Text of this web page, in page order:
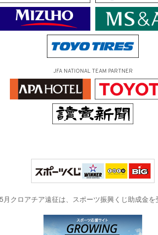
JFA NATIONAL TEAM PARTNER
クロアチア遠征は、 スポーツ振興くじ助成金を